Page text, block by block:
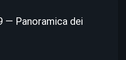
— Panoramica dei